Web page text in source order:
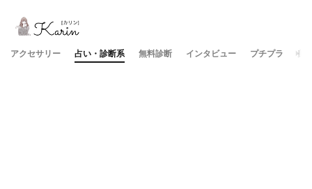
アクセサリー 占い・診断系 無料診断 インタビュー プチプラ 美